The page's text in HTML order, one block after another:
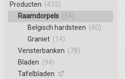
Producten (432)
Raamdorpels (54)
Belgisch hardsteen (40)
Graniet (14)
Vensterbanken (78)
Bladen (94)
Tafelbladen